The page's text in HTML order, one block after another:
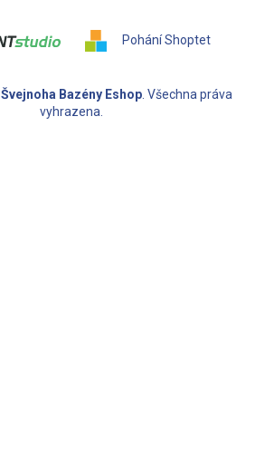
Pohání Shoptet
Švejnoha Bazény Eshop. Všechna práva
vyhrazena.